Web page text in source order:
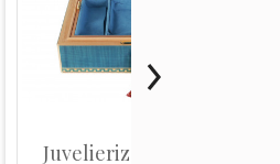
Juvelierizstrādājumu